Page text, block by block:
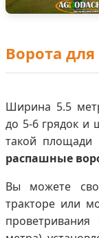
Ворота
Ширина 5.5
до 5-6 грядок и
такой площади
распашные
Вы можете
тракторе или